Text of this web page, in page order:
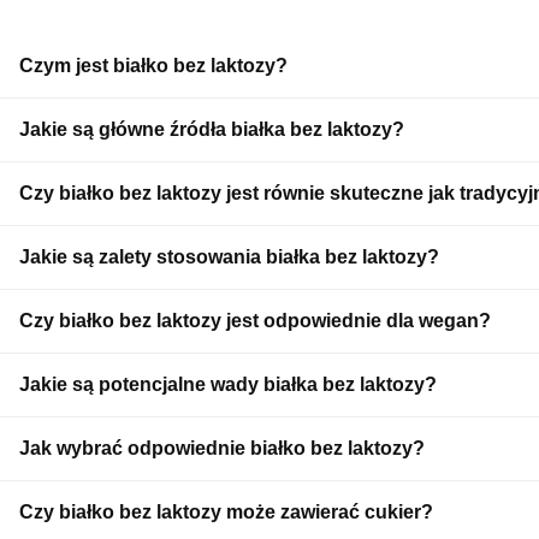
Czym jest białko bez laktozy?
Białko bez laktozy to odżywka proteinowa, z której usunięto
Jakie są główne źródła białka bez laktozy?
Główne źródła to izolaty białka serwatkowego, białka roślinne
Czy białko bez laktozy jest równie skuteczne jak
Tak, białko bez laktozy dostarcza pełnowartościowych
Jakie są zalety stosowania białka bez laktozy?
Główne zalety to brak dolegliwości trawiennych związanych z
Czy białko bez laktozy jest odpowiednie dla wegan?
Białka roślinne bez laktozy są odpowiednie dla wegan,
Jakie są potencjalne wady białka bez laktozy?
Możliwe wady to wyższa cena oraz obecność dodatków,
Jak wybrać odpowiednie białko bez laktozy?
Należy zwrócić uwagę na skład, profil aminokwasowy,
Czy białko bez laktozy może zawierać cukier?